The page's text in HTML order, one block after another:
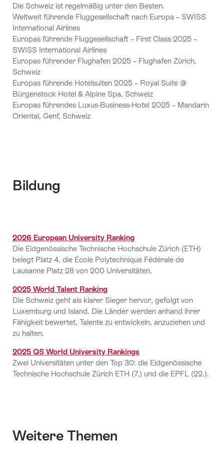
Die Schweiz ist regelmäßig unter den Besten.
Weltweit führende Fluggesellschaft nach Europa – SWISS
International Airlines
Europas führende Fluggesellschaft – First Class 2025 –
SWISS International Airlines
Europas führender Flughafen 2025 – Flughafen Zürich,
Schweiz
Europas führende Hotelsuiten 2025 – Royal Suite @
Bürgenstock Hotel & Alpine Spa, Schweiz
Europas führendes Luxus-Business-Hotel 2025 – Mandarin
Oriental, Genf, Schweiz
Bildung
2026 European University Ranking
Die Eidgenössische Technische Hochschule Zürich (ETH)
belegt Platz 4, die École Polytechnique Fédérale de
Lausanne Platz 28 von 200 Universitäten.
2025 World Talent Ranking
Die Schweiz geht als klarer Sieger hervor, gefolgt von
Luxemburg und Island. Die Länder werden anhand ihrer
Fähigkeit bewertet, Talente zu entwickeln, anzuziehen und
zu halten.
2025 QS World University Rankings
Zwei Universitäten unter den Top 30: die Eidgenössische
Technische Hochschule Zürich ETH (7.) und die EPFL (22.).
Weitere Themen